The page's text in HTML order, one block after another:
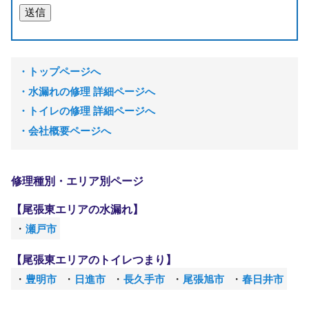
トップページへ
水漏れの修理 詳細ページへ
トイレの修理 詳細ページへ
会社概要ページへ
修理種別・エリア別ページ
【尾張東エリアの水漏れ】
瀬戸市
【尾張東エリアのトイレつまり】
豊明市 日進市 長久手市 尾張旭市 春日井市